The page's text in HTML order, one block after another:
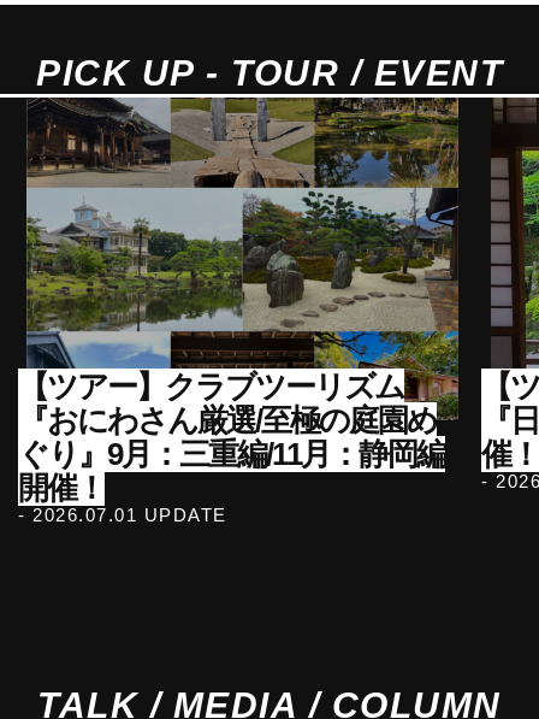
PICK UP - TOUR / EVENT
【ツアー】クラブツーリズム
『おにわさん厳選/至極の庭園め
ぐり』9月：三重編/11月：静岡編
開催！
- 2026.07.01 UPDATE
【
『
催
-
TALK / MEDIA / COLUMN